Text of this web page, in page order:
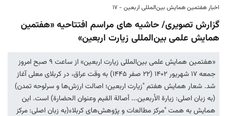
اخبار هفتمین همایش بین‌المللی اربعین - ۱۷
گزارش تصویری/ حاشیه های مراسم افتتاحیه «هفتمین
همایش علمی بین‌المللی زیارت اربعین»
«هفتمین همایش علمی بین‌المللی زیارت اربعین» از ساعت ۹ صبح امروز
جمعه ۱۷ شهریور ۱۴۰۲ (۲۲ صفر ١٤٤٥) به وقت عراق، در کربلای معلی آغاز
شد. شعار همایش هفتم "زیارت اربعین؛ اصالت ارزش‌ها و سرلوحه تمدن)
(به زبان اصلی: زیارة الأربعین... أصالة القیم وعنوان الحضارة) است. این
همایش به همت "مرکز مطالعات و پژوهش‌های کربلاء(به زبان اصلی: مرکز